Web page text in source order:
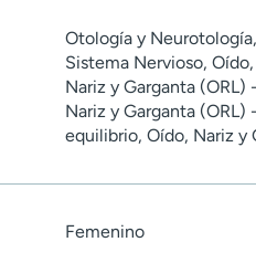
Otología y
Sistema Nervioso,
Nariz y Garganta
Nariz y Garganta (ORL)
equilibrio, Oído, Nariz y
Femenino